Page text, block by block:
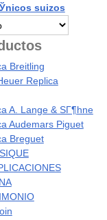
suizos
Breitling
Replica
A. Lange & SГ¶hne
Audemars Piguet
Breguet